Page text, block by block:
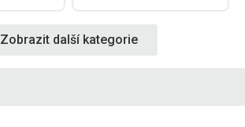
Zobrazit další kategorie